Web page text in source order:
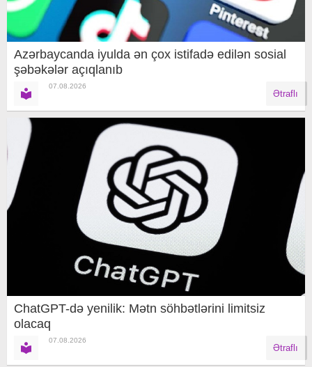
Azərbaycanda iyulda ən çox istifadə edilən sosial
şəbəkələr açıqlanıb
07.08.2026
Ətraflı
ChatGPT-də yenilik: Mətn söhbətlərini limitsiz
olacaq
07.08.2026
Ətraflı